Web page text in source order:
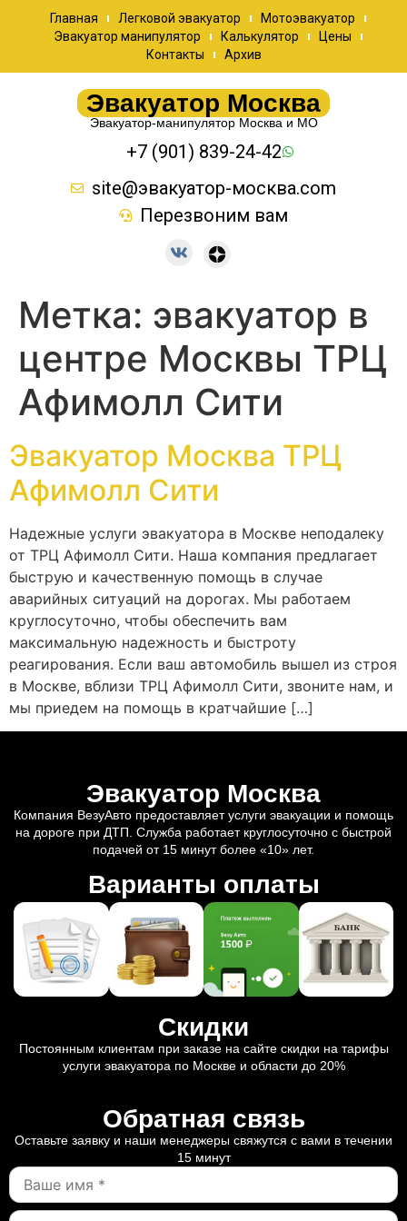
Главная Легковой эвакуатор
Мотоэвакуатор
Эвакуатор манипулятор
Калькулятор
Цены
Контакты
Архив
Эвакуатор Москва
Эвакуатор-манипулятор Москва и МО
+7 (901) 839-24-42
site@эвакуатор-москва.com
Перезвоним вам
Метка: эвакуатор в
центре Москвы ТРЦ
Афимолл Сити
Эвакуатор Москва ТРЦ
Афимолл Сити
Надежные услуги эвакуатора в Москве неподалеку
от ТРЦ Афимолл Сити. Наша компания предлагает
быструю и качественную помощь в случае
аварийных ситуаций на дорогах. Мы работаем
круглосуточно, чтобы обеспечить вам
максимальную надежность и быстроту
реагирования. Если ваш автомобиль вышел из строя
в Москве, вблизи ТРЦ Афимолл Сити, звоните нам, и
мы приедем на помощь в кратчайшие […]
Эвакуатор Москва
Компания ВезуАвто предоставляет услуги эвакуации и помощь
на дороге при ДТП. Служба работает круглосуточно с быстрой
подачей от 15 минут более «10» лет.
Варианты оплаты
Скидки
Постоянным клиентам при заказе на сайте скидки на тарифы
услуги эвакуатора по Москве и области до 20%
Обратная связь
Оставьте заявку и наши менеджеры свяжутся с вами в течении
15 минут